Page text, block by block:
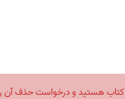
کتاب هستید و درخواست حذف آن